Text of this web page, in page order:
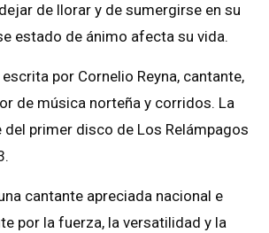
de llorar y de sumergirse en su
estado de ánimo afecta su vida.
escrita por Cornelio Reyna, cantante,
de música norteña y corridos. La
primer disco de Los Relámpagos
cantante apreciada nacional e
por la fuerza, la versatilidad y la